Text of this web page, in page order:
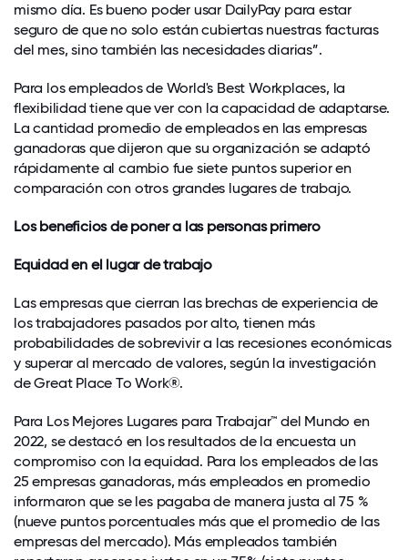
mismo día. Es bueno poder usar DailyPay para estar
seguro de que no solo están cubiertas nuestras facturas
del mes, sino también las necesidades diarias”.
Para los empleados de World's Best Workplaces, la
flexibilidad tiene que ver con la capacidad de adaptarse.
La cantidad promedio de empleados en las empresas
ganadoras que dijeron que su organización se adaptó
rápidamente al cambio fue siete puntos superior en
comparación con otros grandes lugares de trabajo.
Los beneficios de poner a las personas primero
Equidad en el lugar de trabajo
Las empresas que cierran las brechas de experiencia de
los trabajadores pasados ​​por alto, tienen más
probabilidades de sobrevivir a las recesiones económicas
y superar al mercado de valores, según la investigación
de Great Place To Work®.
Para Los Mejores Lugares para Trabajar™ del Mundo en
2022, se destacó en los resultados de la encuesta un
compromiso con la equidad. Para los empleados de las
25 empresas ganadoras, más empleados en promedio
informaron que se les pagaba de manera justa al 75 %
(nueve puntos porcentuales más que el promedio de las
empresas del mercado). Más empleados también